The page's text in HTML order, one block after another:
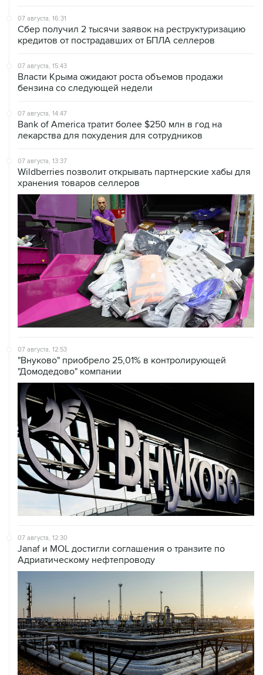
07 августа, 16:31
Сбер получил 2 тысячи заявок на реструктуризацию
кредитов от пострадавших от БПЛА селлеров
07 августа, 15:43
Власти Крыма ожидают роста объемов продажи
бензина со следующей недели
07 августа, 14:47
Bank of America тратит более $250 млн в год на
лекарства для похудения для сотрудников
07 августа, 13:37
Wildberries позволит открывать партнерские хабы для
хранения товаров селлеров
07 августа, 12:53
"Внуково" приобрело 25,01% в контролирующей
"Домодедово" компании
07 августа, 12:30
Janaf и MOL достигли соглашения о транзите по
Адриатическому нефтепроводу